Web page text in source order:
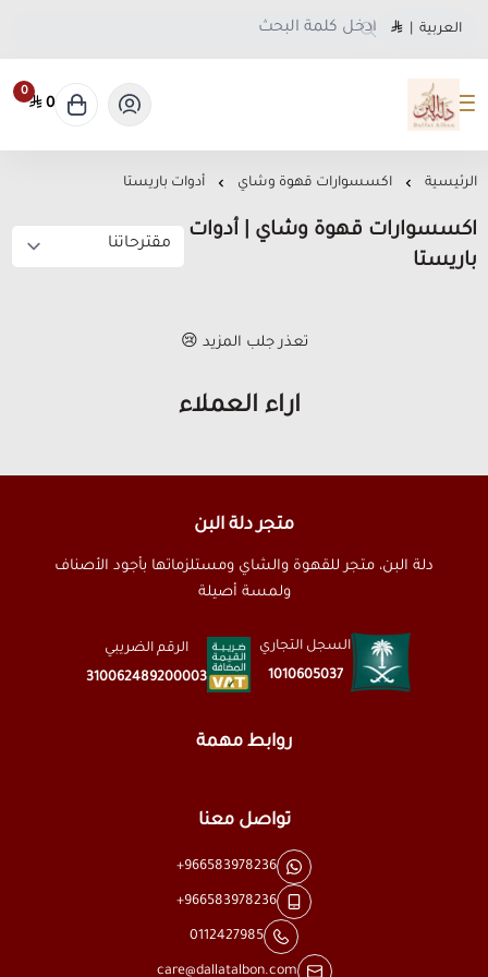
العربية
متجر دلة البن
0
0
الرئيسية اكسسوارات قهوة وشاي أدوات باريستا
اكسسوارات قهوة وشاي | أدوات
باريستا
تعذر جلب المزيد 😢
آراء العملاء
متجر دلة البن
دلة البن، متجر للقهوة والشاي ومستلزماتها بأجود الأصناف
ولمسة أصيلة
السجل التجاري
1010605037
الرقم الضريبي
310062489200003
روابط مهمة
تواصل معنا
+966583978236
+966583978236
0112427985
care@dallatalbon.com